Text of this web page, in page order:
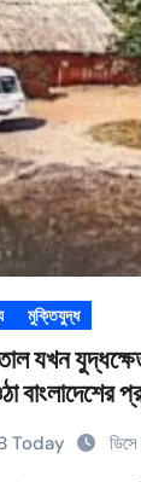
সহিংসতার
টেংরাটিলা
শিক্ষকদের
আইসিসি নারী
মণিপুরে কুকি
বেবিচক ভাগ
ইরানের
পশ্চিমবঙ্গে
‘হ্যাঁ’
মুক্তিযুদ্ধ
যখন
বাংলাদেশের
Today